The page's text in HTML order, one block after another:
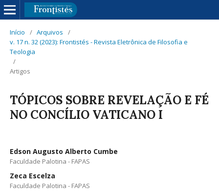
Início / Arquivos
/
v. 17 n. 32 (2023): Frontistés - Revista Eletrônica de Filosofia e
Teologia
/
Artigos
TÓPICOS SOBRE REVELAÇÃO E FÉ
NO CONCÍLIO VATICANO I
Edson Augusto Alberto Cumbe
Faculdade Palotina - FAPAS
Zeca Escelza
Faculdade Palotina - FAPAS